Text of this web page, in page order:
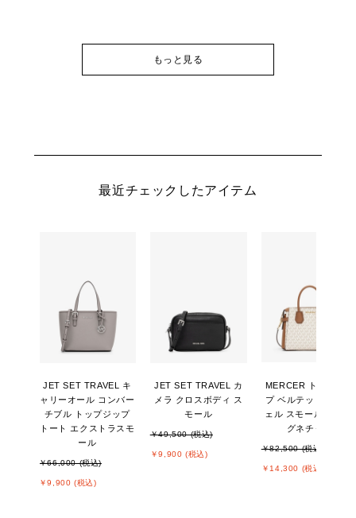
もっと見る
最近チェックしたアイテム
JET SET TRAVEL キ
ャリーオール コンバー
チブル トップジップ
トート エクストラスモ
ール
￥66,000 (税込)
￥9,900 (税込)
JET SET TRAVEL カ
メラ クロスボディ ス
モール
￥49,500 (税込)
￥9,900 (税込)
MERCER トップジッ
プ ベルテッド サッチ
ェル スモール - MKシ
グネチャー
￥82,500 (税込)
￥14,300 (税込)